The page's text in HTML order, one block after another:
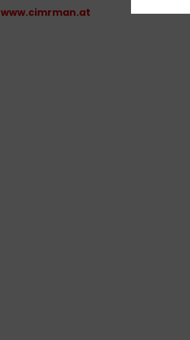
www.cimrman.at